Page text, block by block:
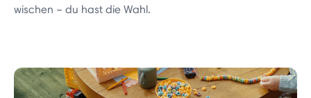
wischen – du hast die Wahl.